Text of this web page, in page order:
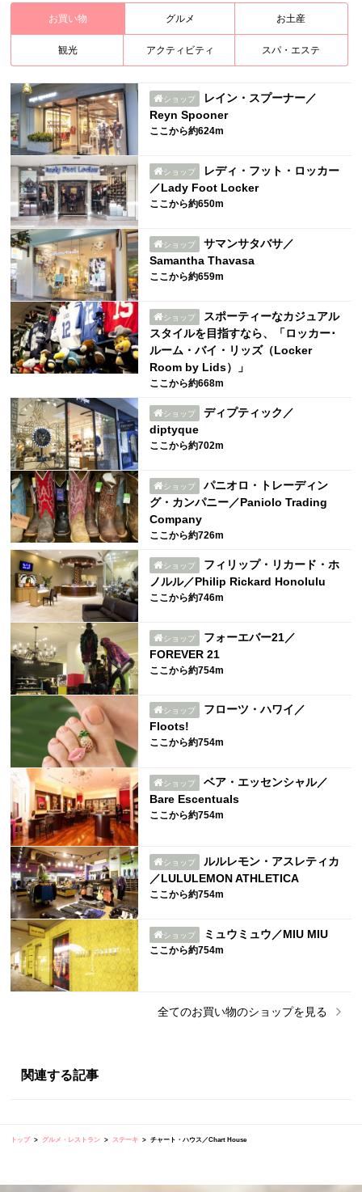
お買い物 グルメ お土産
観光 アクティビティ スパ・エステ
ショップ
レイン・スプーナー／
Reyn Spooner
ここから約624m
ショップ
レディ・フット・ロッカー
／Lady Foot Locker
ここから約650m
ショップ
サマンサタバサ／
Samantha Thavasa
ここから約659m
ショップ
スポーティーなカジュアル
スタイルを目指すなら、「ロッカー･
ルーム・バイ・リッズ（Locker
Room by Lids）」
ここから約668m
ショップ
ディプティック／
diptyque
ここから約702m
ショップ
パニオロ・トレーディン
グ・カンパニー／Paniolo Trading
Company
ここから約726m
ショップ
フィリップ・リカード・ホ
ノルル／Philip Rickard Honolulu
ここから約746m
ショップ
フォーエバー21／
FOREVER 21
ここから約754m
ショップ
フローツ・ハワイ／
Floots!
ここから約754m
ショップ
ベア・エッセンシャル／
Bare Escentuals
ここから約754m
ショップ
ルルレモン・アスレティカ
／LULULEMON ATHLETICA
ここから約754m
ショップ ミュウミュウ／MIU MIU
ここから約754m
全てのお買い物のショップを見る
関連する記事
トップ グルメ・レストラン ステーキ チャート・ハウス／Chart House